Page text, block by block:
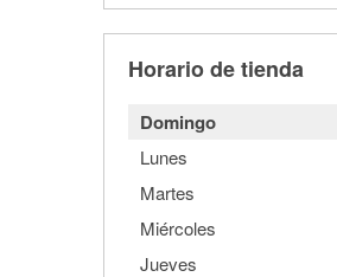
Horario de tienda
Domingo
Lunes
Martes
Miércoles
Jueves